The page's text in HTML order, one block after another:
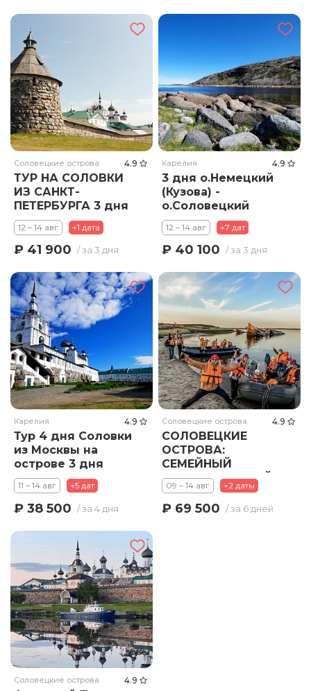
Соловецкие острова 4.9
ТУР НА СОЛОВКИ
ИЗ САНКТ-
ПЕТЕРБУРГА 3 дня
12 – 14 авг +1 дата
₽ 41 900 / за 3 дня
Карелия 4.9
3 дня о.Немецкий
(Кузова) -
о.Соловецкий
12 – 14 авг +7 дат
₽ 40 100 / за 3 дня
Карелия 4.9
Тур 4 дня Соловки
из Москвы на
острове 3 дня
11 – 14 авг +5 дат
₽ 38 500 / за 4 дня
Соловецкие острова 4.9
СОЛОВЕЦКИЕ
ОСТРОВА:
СЕМЕЙНЫЙ
БИОЛОГИЧЕСКИЙ
ЛАГЕРЬ
09 – 14 авг +2 даты
₽ 69 500 / за 6 дней
Соловецкие острова 4.9